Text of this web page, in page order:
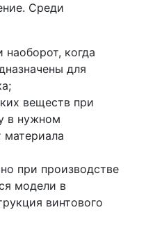
Среди
когда
для
веществ при
в нужном
при производстве
модели в
винтового